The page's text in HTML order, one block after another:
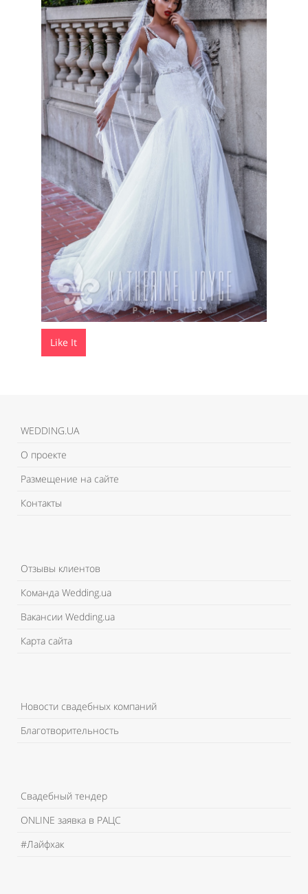
Like It
WEDDING.UA
О проекте
Размещение на сайте
Контакты
Отзывы клиентов
Команда Wedding.ua
Вакансии Wedding.ua
Карта сайта
Новости свадебных компаний
Благотворительность
Свадебный тендер
ONLINE заявка в РАЦС
#Лайфхак